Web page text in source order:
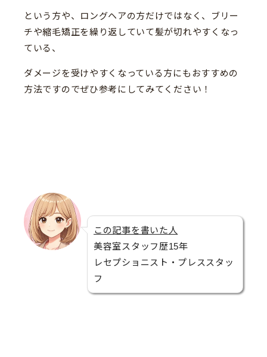
という方や、ロングヘアの方だけではなく、ブリー
チや縮毛矯正を繰り返していて髪が切れやすくなっ
ている、
ダメージを受けやすくなっている方にもおすすめの
方法ですのでぜひ参考にしてみてください！
この記事を書いた人
美容室スタッフ歴15年
レセプショニスト・プレススタッ
フ